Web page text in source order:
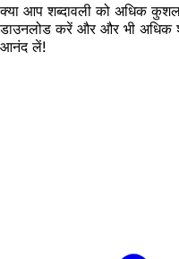
क्या आप शब्दावली को अधिक
डाउनलोड करें और और भी अधिक
आनंद लें!